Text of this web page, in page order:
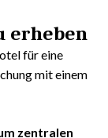
erheben
für eine
mit einem
zentralen